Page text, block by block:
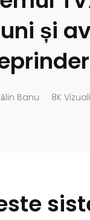
și
Banu 8K